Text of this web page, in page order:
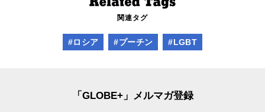
関連タグ
#ロシア #プーチン #LGBT
「GLOBE+」メルマガ登録